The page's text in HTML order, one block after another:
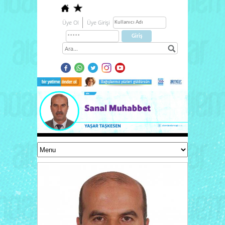
Üye Ol Üye Girişi